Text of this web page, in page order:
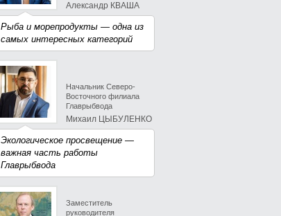
Александр КВАША
Рыба и морепродукты — одна из
самых интересных категорий
Начальник Северо-
Восточного филиала
Главрыбвода
Михаил ЦЫБУЛЕНКО
Экологическое просвещение —
важная часть работы
Главрыбвода
Заместитель
руководителя